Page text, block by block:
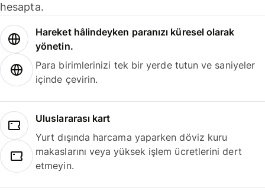
hesapta.
Hareket hâlindeyken paranızı küresel olarak
yönetin.
Para birimlerinizi tek bir yerde tutun ve saniyeler
içinde çevirin.
Uluslararası kart
Yurt dışında harcama yaparken döviz kuru
makaslarını veya yüksek işlem ücretlerini dert
etmeyin.